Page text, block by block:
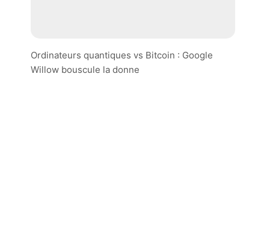
Ordinateurs quantiques vs Bitcoin : Google
Willow bouscule la donne